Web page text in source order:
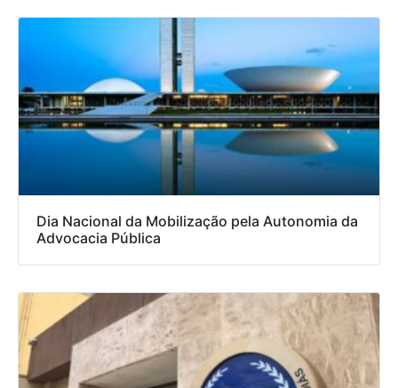
Dia Nacional da Mobilização pela Autonomia da
Advocacia Pública